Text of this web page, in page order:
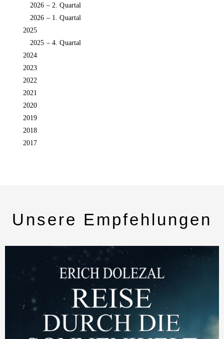
2026 – 2. Quartal
2026 – 1. Quartal
2025
2025 – 4. Quartal
2024
2023
2022
2021
2020
2019
2018
2017
Unsere Empfehlungen